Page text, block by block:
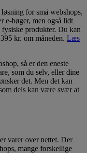
for små webshops,
e-bøger, men også lidt
produkter. Du kan
kr. om måneden. Læs
så er den eneste
som du selv, eller dine
det. Men det kan
dels kan være svær at
varer over nettet. Der
mange forskellige